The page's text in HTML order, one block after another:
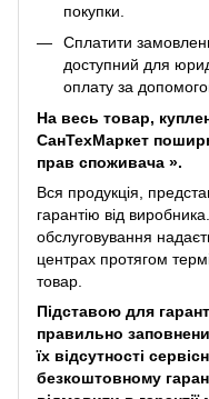
покупки.
Сплатити
доступний для
оплату за
На весь товар,
СанТехМаркет
прав споживача ».
Вся продукція,
гарантію від
обслуговування
центрах протягом
товар.
Підставою для
правильно
їх відсутності
безкоштовному